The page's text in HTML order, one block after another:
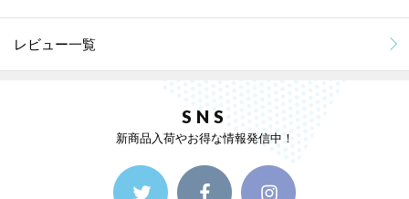
レビュー一覧
SNS
新商品入荷やお得な情報発信中！